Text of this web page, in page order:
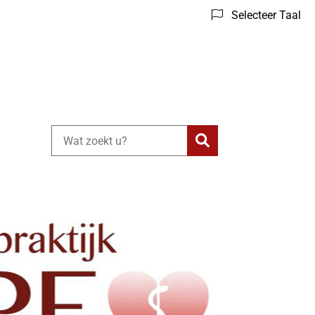
Selecteer Taal
Zoeken